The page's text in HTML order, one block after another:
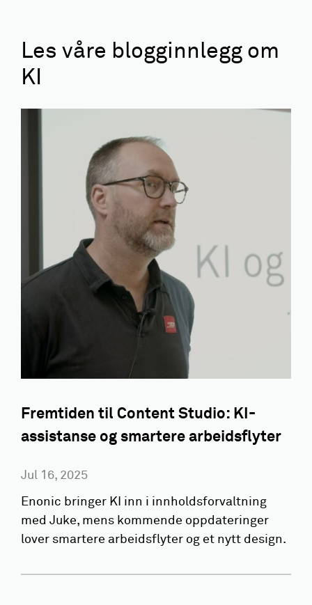
Les våre blogginnlegg om
KI
Fremtiden til Content Studio: KI-
assistanse og smartere arbeidsflyter
Jul 16, 2025
Enonic bringer KI inn i innholdsforvaltning
med Juke, mens kommende oppdateringer
lover smartere arbeidsflyter og et nytt design.